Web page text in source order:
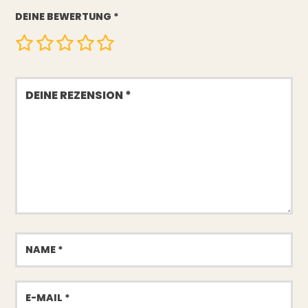
DEINE BEWERTUNG *
Deine
Rezension
Name
E-
Mail